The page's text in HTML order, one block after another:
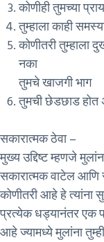
कोणीही तुमच्या
तुम्हाला काही
कोणीतरी
नका
तुमचे खाजगी भाग
तुमची छेडछाड होत
सकारात्मक ठेवा –
मुख्य उद्दिष्ट म्हणजे
सकारात्मक वाटेल आणि
कोणीतरी आहे हे त्यांना
प्रत्येक धड्यानंतर एक
आहे ज्यामध्ये मुलांना